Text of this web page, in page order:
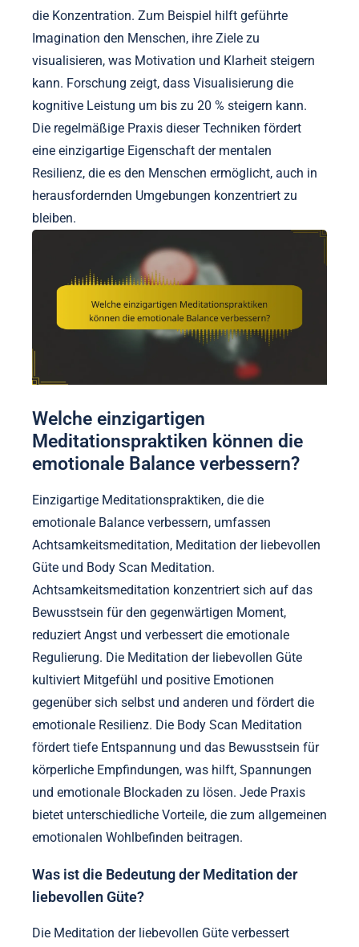
die Konzentration. Zum Beispiel hilft geführte
Imagination den Menschen, ihre Ziele zu
visualisieren, was Motivation und Klarheit steigern
kann. Forschung zeigt, dass Visualisierung die
kognitive Leistung um bis zu 20 % steigern kann.
Die regelmäßige Praxis dieser Techniken fördert
eine einzigartige Eigenschaft der mentalen
Resilienz, die es den Menschen ermöglicht, auch in
herausfordernden Umgebungen konzentriert zu
bleiben.
Welche einzigartigen
Meditationspraktiken können die
emotionale Balance verbessern?
Einzigartige Meditationspraktiken, die die
emotionale Balance verbessern, umfassen
Achtsamkeitsmeditation, Meditation der liebevollen
Güte und Body Scan Meditation.
Achtsamkeitsmeditation konzentriert sich auf das
Bewusstsein für den gegenwärtigen Moment,
reduziert Angst und verbessert die emotionale
Regulierung. Die Meditation der liebevollen Güte
kultiviert Mitgefühl und positive Emotionen
gegenüber sich selbst und anderen und fördert die
emotionale Resilienz. Die Body Scan Meditation
fördert tiefe Entspannung und das Bewusstsein für
körperliche Empfindungen, was hilft, Spannungen
und emotionale Blockaden zu lösen. Jede Praxis
bietet unterschiedliche Vorteile, die zum allgemeinen
emotionalen Wohlbefinden beitragen.
Was ist die Bedeutung der Meditation der
liebevollen Güte?
Die Meditation der liebevollen Güte verbessert